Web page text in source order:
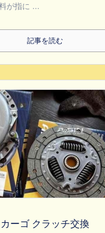
が指に ...
記事を読む
ーゴ クラッチ交換